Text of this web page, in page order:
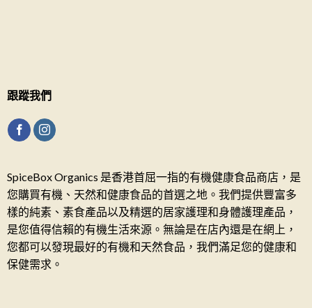
跟蹤我們
SpiceBox Organics 是香港首屈一指的有機健康食品商店，是
您購買有機、天然和健康食品的首選之地。我們提供豐富多
樣的純素、素食產品以及精選的居家護理和身體護理產品，
是您值得信賴的有機生活來源。無論是在店內還是在網上，
您都可以發現最好的有機和天然食品，我們滿足您的健康和
保健需求。